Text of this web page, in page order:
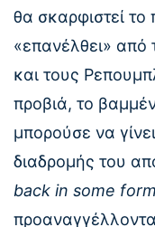
θα σκαρφιστεί
«επανέλθει» από
και τους
προβιά, το
μπορούσε να
διαδρομής του
back in some form